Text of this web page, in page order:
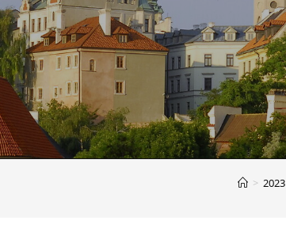
> 2023